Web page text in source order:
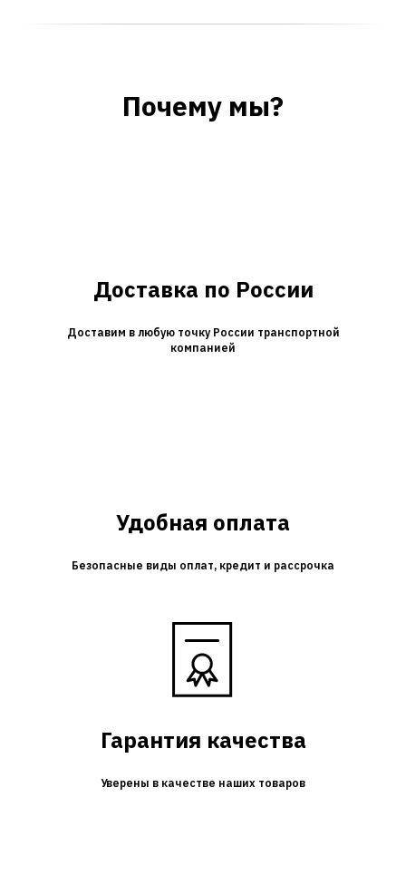
Почему мы?
Доставка по России
Доставим в любую точку России транспортной
компанией
Удобная оплата
Безопасные виды оплат, кредит и рассрочка
Гарантия качества
Уверены в качестве наших товаров